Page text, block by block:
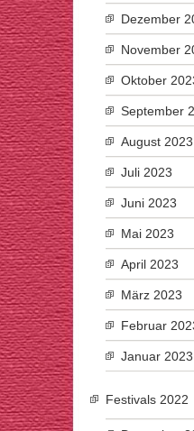
Dezember
November
Oktober
September
August 2023
Juli 2023
Juni 2023
Mai 2023
April 2023
März 2023
Februar
Januar 2023
Festivals 2022